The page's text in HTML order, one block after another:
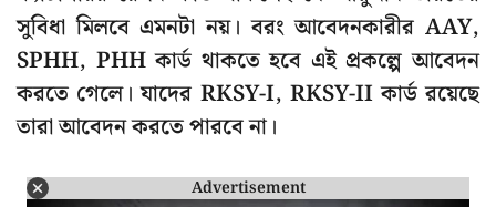
সুবিধা মিলবে এমনটা নয়। বরং আবেদনকারীর AAY,
SPHH, PHH কার্ড থাকতে হবে এই প্রকল্পে আবেদন
করতে গেলে। যাদের RKSY-I, RKSY-II কার্ড রয়েছে
তারা আবেদন করতে পারবে না।
Advertisement